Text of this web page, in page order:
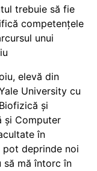
trebuie să fie
competențele
unui
elevă din
University cu
și
și Computer
în
deprinde noi
să mă întorc în